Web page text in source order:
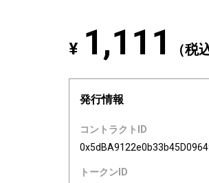
¥ 1,111 （税
発行情報
コントラクトID
トークンID